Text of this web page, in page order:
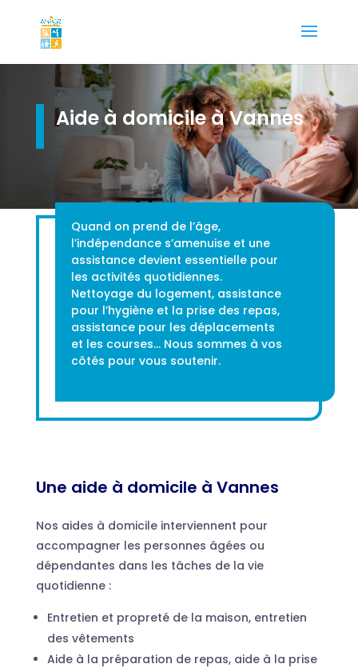
Aide à domicile à Vannes
Quand on prend de l’âge,
l’indépendance s’amenuise et une
assistance devient essentielle pour
les activités quotidiennes.
Nettoyage du logement, assistance
pour l’hygiène et la prise des repas,
assistance pour les déplacements
et les courses… Nous sommes à vos
côtés pour vous soutenir.
Une aide à domicile à Vannes
Nos aides à domicile interviennent pour
accompagner les personnes âgées ou
dépendantes dans les tâches de la vie
quotidienne :
Entretien et propreté de la maison, entretien
des vêtements
Aide à la préparation de repas, aide à la prise